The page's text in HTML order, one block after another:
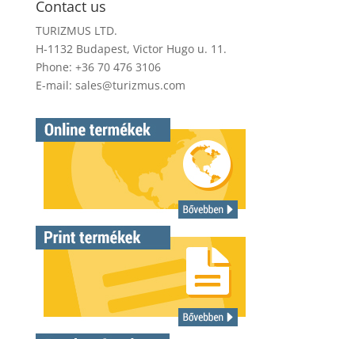
Contact us
TURIZMUS LTD.
H-1132 Budapest, Victor Hugo u. 11.
Phone: +36 70 476 3106
E-mail: sales@turizmus.com